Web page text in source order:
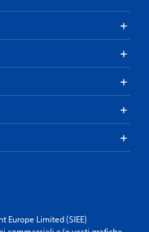
Europe Limited (SIEE)